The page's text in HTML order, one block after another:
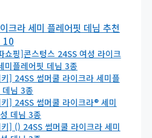
크라 세미 플레어핏 데님 추천
10
쇼핑]콘스텅스 24SS 여성 라이크
미플레어핏 데님 3종
] 24SS 썸머쿨 라이크라 세미플
님 3종
] 24SS 썸머쿨 라이크라® 세미
데님 3종
] () 24SS 썸머쿨 라이크라 세미